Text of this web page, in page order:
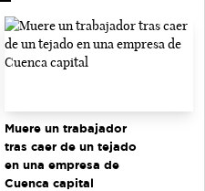
Muere un trabajador
tras caer de un tejado
en una empresa de
Cuenca capital